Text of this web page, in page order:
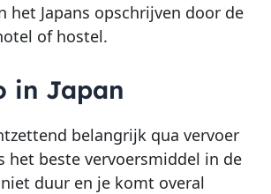
het Japans opschrijven door de
of hostel.
in Japan
belangrijk qua vervoer
het beste vervoersmiddel in de
duur en je komt overal